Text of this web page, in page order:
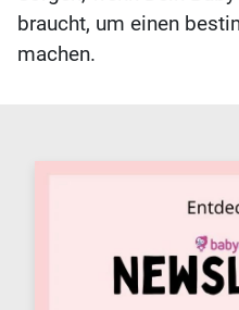
braucht, um einen
machen.